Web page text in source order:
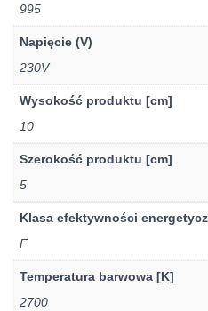
995
Napięcie (V)
230V
Wysokość produktu [cm]
10
Szerokość produktu [cm]
5
Klasa efektywności
F
Temperatura barwowa [K]
2700